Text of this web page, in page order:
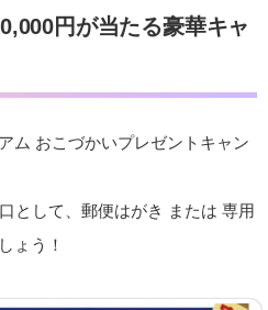
円が当たる豪華キャ
ム おこづかいプレゼントキャン
として、郵便はがき または 専用
ょう！